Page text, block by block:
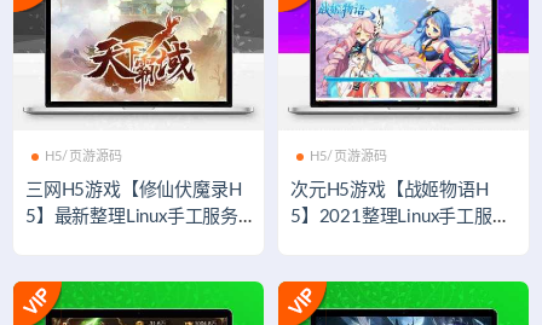
H5/页游源码
三网H5游戏【修仙伏魔录H
5】最新整理Linux手工服务
H5/页游源码
次元H5游戏【战姬物语H
5】2021整理Linux手工服务